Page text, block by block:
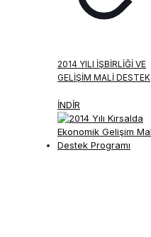
2014 YILI İŞBIRLIĞI VE
GELIŞIM MALI DESTEK
İNDİR